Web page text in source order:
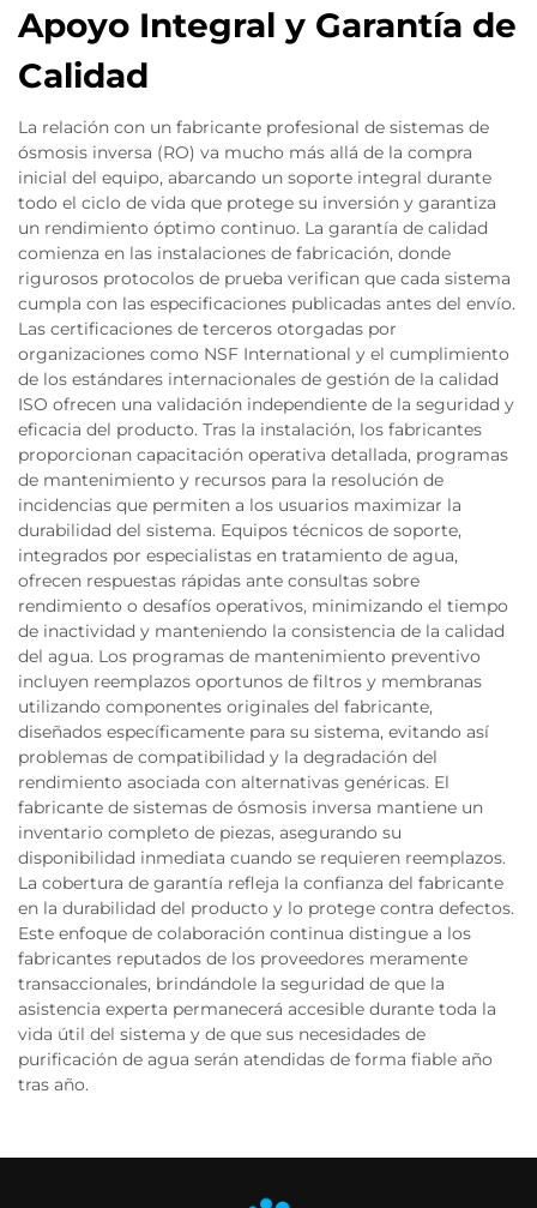
Apoyo Integral y Garantía de
Calidad
La relación con un fabricante profesional de sistemas de
ósmosis inversa (RO) va mucho más allá de la compra
inicial del equipo, abarcando un soporte integral durante
todo el ciclo de vida que protege su inversión y garantiza
un rendimiento óptimo continuo. La garantía de calidad
comienza en las instalaciones de fabricación, donde
rigurosos protocolos de prueba verifican que cada sistema
cumpla con las especificaciones publicadas antes del envío.
Las certificaciones de terceros otorgadas por
organizaciones como NSF International y el cumplimiento
de los estándares internacionales de gestión de la calidad
ISO ofrecen una validación independiente de la seguridad y
eficacia del producto. Tras la instalación, los fabricantes
proporcionan capacitación operativa detallada, programas
de mantenimiento y recursos para la resolución de
incidencias que permiten a los usuarios maximizar la
durabilidad del sistema. Equipos técnicos de soporte,
integrados por especialistas en tratamiento de agua,
ofrecen respuestas rápidas ante consultas sobre
rendimiento o desafíos operativos, minimizando el tiempo
de inactividad y manteniendo la consistencia de la calidad
del agua. Los programas de mantenimiento preventivo
incluyen reemplazos oportunos de filtros y membranas
utilizando componentes originales del fabricante,
diseñados específicamente para su sistema, evitando así
problemas de compatibilidad y la degradación del
rendimiento asociada con alternativas genéricas. El
fabricante de sistemas de ósmosis inversa mantiene un
inventario completo de piezas, asegurando su
disponibilidad inmediata cuando se requieren reemplazos.
La cobertura de garantía refleja la confianza del fabricante
en la durabilidad del producto y lo protege contra defectos.
Este enfoque de colaboración continua distingue a los
fabricantes reputados de los proveedores meramente
transaccionales, brindándole la seguridad de que la
asistencia experta permanecerá accesible durante toda la
vida útil del sistema y de que sus necesidades de
purificación de agua serán atendidas de forma fiable año
tras año.